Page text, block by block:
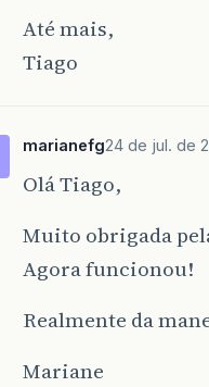
Até mais,
Tiago
marianefg24 de jul. de
Olá Tiago,
Muito obrigada
Agora funcionou!
Realmente da
Mariane